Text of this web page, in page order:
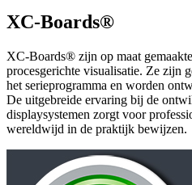
XC-Boards®
XC-Boards® zijn op maat
procesgerichte visualisatie. Ze zijn
het serieprogramma en worden
De uitgebreide ervaring bij de
displaysystemen zorgt voor
wereldwijd in de praktijk bewijzen.